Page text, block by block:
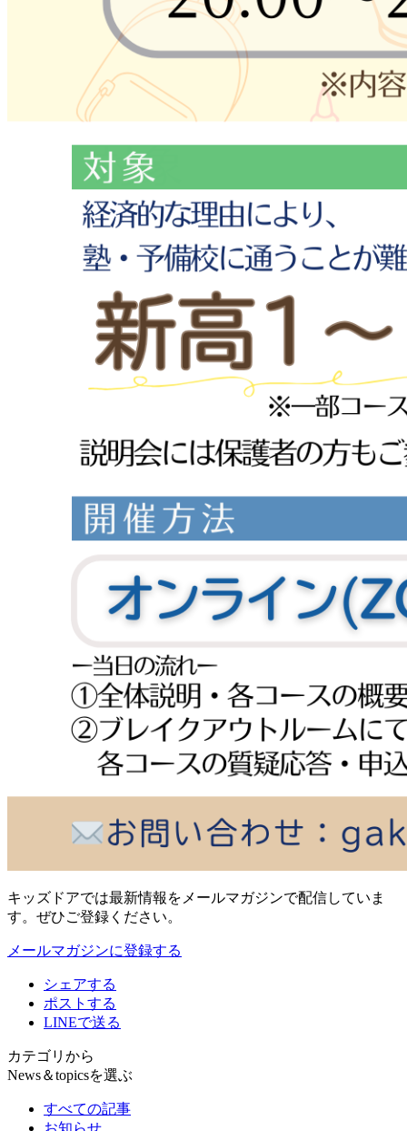
キッズドアでは最新情報をメールマガジンで配信していま
す。ぜひご登録ください。
メールマガジンに登録する
シェアする
ポストする
LINEで送る
カテゴリから
News＆topicsを選ぶ
すべての記事
お知らせ